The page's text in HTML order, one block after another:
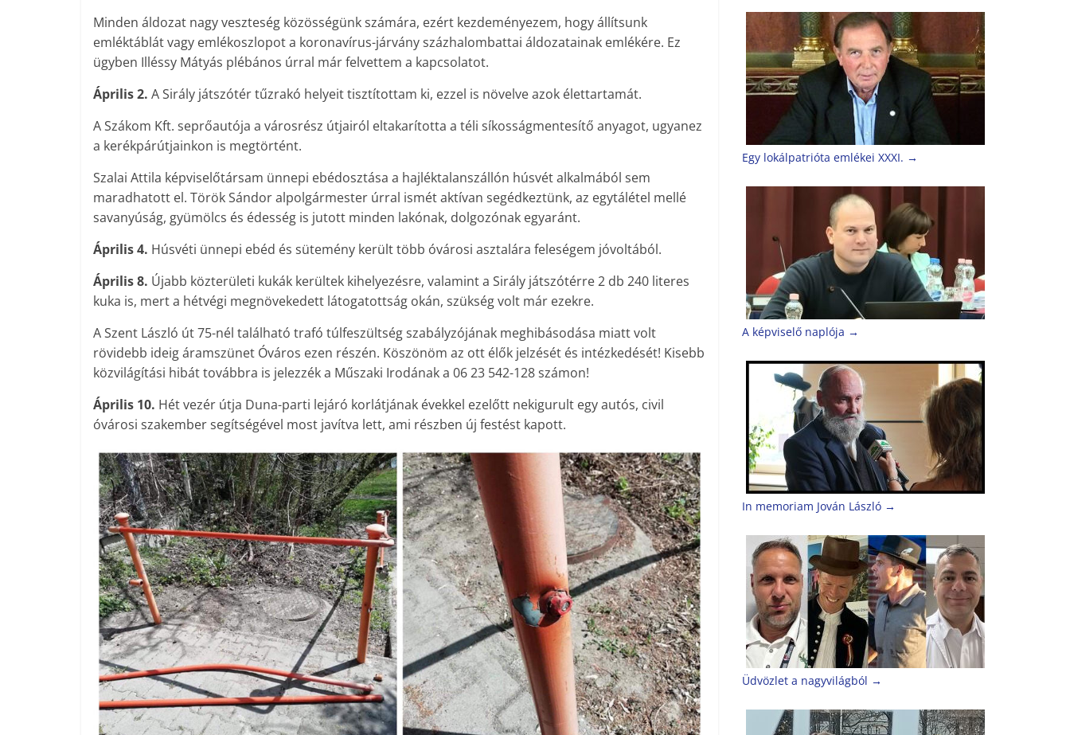
Minden áldozat nagy veszteség közösségünk számára, ezért kezdeményezem, hogy állítsunk
emléktáblát vagy emlékoszlopot a koronavírus-járvány százhalombattai áldozatainak emlékére. Ez
ügyben Illéssy Mátyás plébános úrral már felvettem a kapcsolatot.
Április 2. A Sirály játszótér tűzrakó helyeit tisztítottam ki, ezzel is növelve azok élettartamát.
A Szákom Kft. seprőautója a városrész útjairól eltakarította a téli síkosságmentesítő anyagot, ugyanez
a kerékpárútjainkon is megtörtént.
Szalai Attila képviselőtársam ünnepi ebédosztása a hajléktalanszállón húsvét alkalmából sem
maradhatott el. Török Sándor alpolgármester úrral ismét aktívan segédkeztünk, az egytálétel mellé
savanyúság, gyümölcs és édesség is jutott minden lakónak, dolgozónak egyaránt.
Április 4. Húsvéti ünnepi ebéd és sütemény került több óvárosi asztalára feleségem jóvoltából.
Április 8. Újabb közterületi kukák kerültek kihelyezésre, valamint a Sirály játszótérre 2 db 240 literes
kuka is, mert a hétvégi megnövekedett látogatottság okán, szükség volt már ezekre.
A Szent László út 75-nél található trafó túlfeszültség szabályzójának meghibásodása miatt volt
rövidebb ideig áramszünet Óváros ezen részén. Köszönöm az ott élők jelzését és intézkedését! Kisebb
közvilágítási hibát továbbra is jelezzék a Műszaki Irodának a 06 23 542-128 számon!
Április 10. Hét vezér útja Duna-parti lejáró korlátjának évekkel ezelőtt nekigurult egy autós, civil
óvárosi szakember segítségével most javítva lett, ami részben új festést kapott.
Egy lokálpatrióta emlékei XXXI. →
A képviselő naplója →
In memoriam Jován László →
Üdvözlet a nagyvilágból →